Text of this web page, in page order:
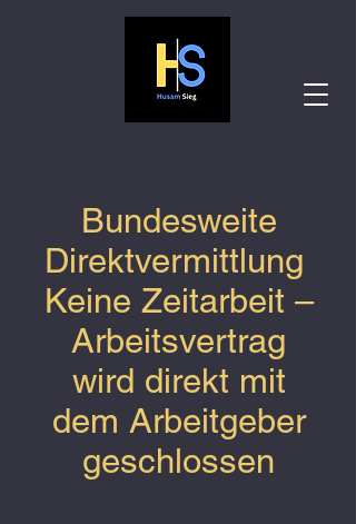
Bundesweite
Direktvermittlung
Keine Zeitarbeit –
Arbeitsvertrag
wird direkt mit
dem Arbeitgeber
geschlossen